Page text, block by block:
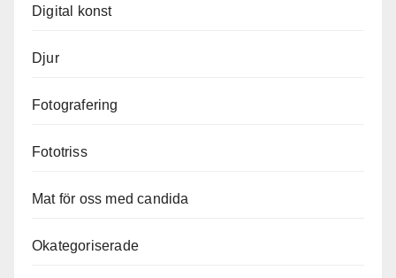
Digital konst
Djur
Fotografering
Fototriss
Mat för oss med candida
Okategoriserade